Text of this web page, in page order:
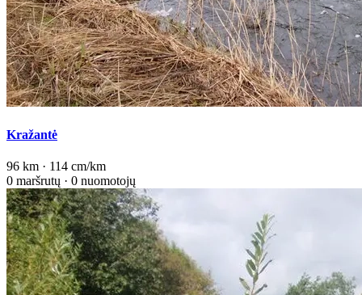
Kražantė
96 km · 114 cm/km
0 maršrutų · 0 nuomotojų